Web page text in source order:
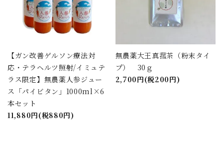
【ガン改善ゲルソン療法対
応・テラヘルツ照射/イミュテ
ラス限定】無農薬人参ジュー
ス「パイビタン」1000ml×6
本セット
11,880円(税880円)
無農薬大王真菰茶（粉末タイ
プ） 30ｇ
2,700円(税200円)